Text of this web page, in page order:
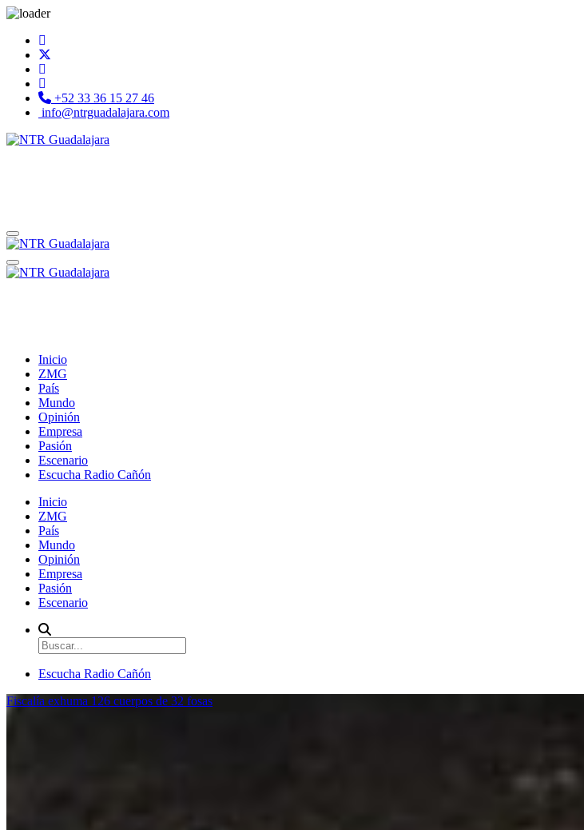
+52 33 36 15 27 46
info@ntrguadalajara.com
Inicio
ZMG
País
Mundo
Opinión
Empresa
Pasión
Escenario
Escucha Radio Cañón
Inicio
ZMG
País
Mundo
Opinión
Empresa
Pasión
Escenario
Escucha Radio Cañón
Fiscalía exhuma 126 cuerpos de 32 fosas